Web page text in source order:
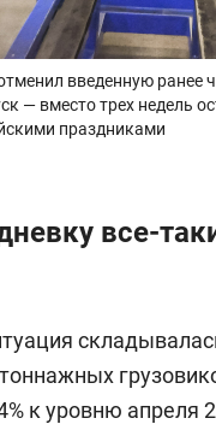
введенную ранее
— вместо трех недель
праздниками
все-
к уровню апреля